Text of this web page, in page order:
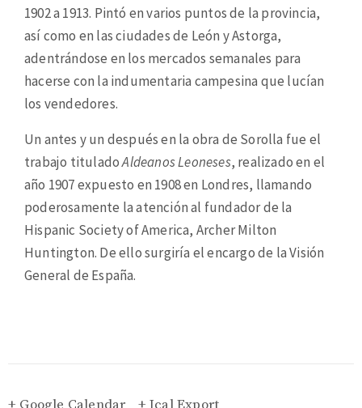
1902 a 1913. Pintó en varios puntos de la provincia,
así como en las ciudades de León y Astorga,
adentrándose en los mercados semanales para
hacerse con la indumentaria campesina que lucían
los vendedores.
Un antes y un después en la obra de Sorolla fue el
trabajo tituladoAldeanos Leoneses, realizado en el
año 1907 expuesto en 1908 en Londres, llamando
poderosamente la atención al fundador de la
Hispanic Society of America, Archer Milton
Huntington. De ello surgiría el encargo de la Visión
General de España.